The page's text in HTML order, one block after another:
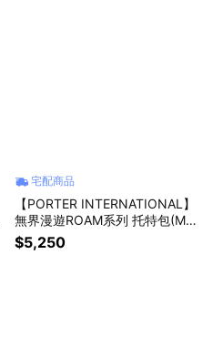
宅配商品
【PORTER INTERNATIONAL】
無界漫遊ROAM系列 托特包(M)
(深藍色)
$5,250